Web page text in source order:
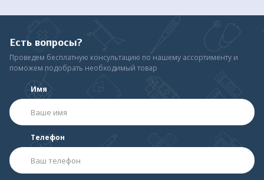
дополнительной устойчивости;
подходит для всех изделий фирмы Микирад;
может использоваться на любом изделии с
трубкой диаметром 20 мм.
магазине Медтехника можно через сайт или позвонив по
время, наши сотрудники свяжутся с Вами и оперативно
доставят товар.
Производитель: Mikirad, Польша.
Есть вопросы?
Проведем бесплатную консультацию по нашему ассортименту и
поможем подобрать необходимый товар
Имя
Телефон